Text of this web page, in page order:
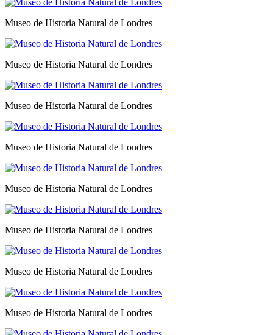
Museo de Historia Natural de Londres
Museo de Historia Natural de Londres
Museo de Historia Natural de Londres
Museo de Historia Natural de Londres
Museo de Historia Natural de Londres
Museo de Historia Natural de Londres
Museo de Historia Natural de Londres
Museo de Historia Natural de Londres